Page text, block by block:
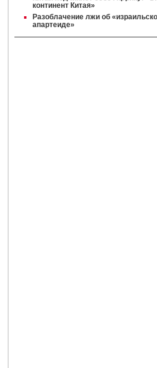
континент Китая»
Разоблачение лжи об
апартеиде»